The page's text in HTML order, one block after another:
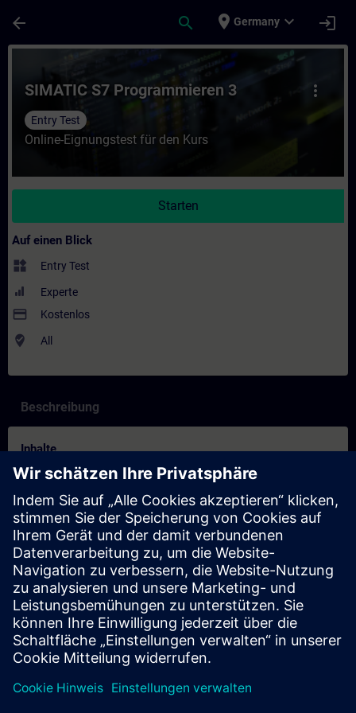
arrow_back search place Germany expand_more login
Kurs - SIMATIC S7 Programmieren 3 -
more_vert
SIMATIC S7 Programmieren 3
Entry Test
Online-Eignungstest für den Kurs
Starten
Auf einen Blick
widgets Entry Test
Experte
payment Kostenlos
where_to_vote All
Beschreibung
Inhalte
Prüfen Sie, ob Sie für den Kurs bereit sind:
Mit diesem Test können Sie herausfinden, ob Sie über die
erforderlichen Grundkenntnisse verfügen.
Der Test besteht aus 20 Fragen.
Es gibt
kein Zeitlimit
Wenn Siemehr als 70% der Fragen richtigbeantworten,
sind Sie bereit für den Kurs.
Wenn Sie weniger als 70%erreichen, empfehlen wir Ihnen
die Teilnahme am Kurs SIMATIC S7 Programmieren 2
um Ihre Grundlagen zu vertiefen.